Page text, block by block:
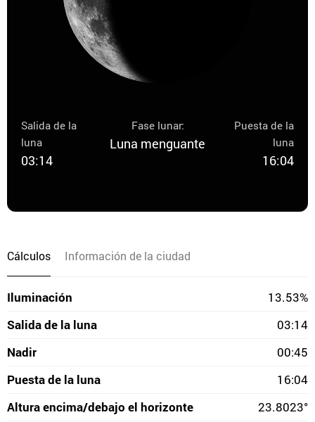
Salida de la
luna
03:14
Fase lunar:
Luna menguante
Puesta de la
luna
16:04
Cálculos Información de la ciudad
Iluminación
13.53%
Salida de la luna
03:14
Nadir
00:45
Puesta de la luna
16:04
Altura encima/debajo el horizonte
23.8023°